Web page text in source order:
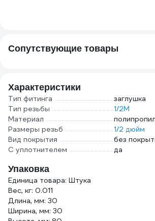
Сопутствующие товары
Характеристики
Тип фитинга
заглушка
Тип резьбы
1/2M
Материал
Размеры резьб
1/2 дюйм
Вид покрытия
без
С уплотнителем
да
Упаковка
Единица товара: Штука
Вес, кг: 0.011
Длина, мм: 30
Ширина, мм: 30